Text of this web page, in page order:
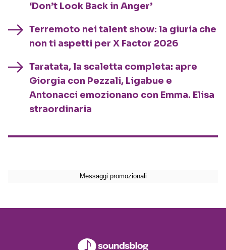
‘Don’t Look Back in Anger’
Terremoto nei talent show: la giuria che
non ti aspetti per X Factor 2026
Taratata, la scaletta completa: apre
Giorgia con Pezzali, Ligabue e
Antonacci emozionano con Emma. Elisa
straordinaria